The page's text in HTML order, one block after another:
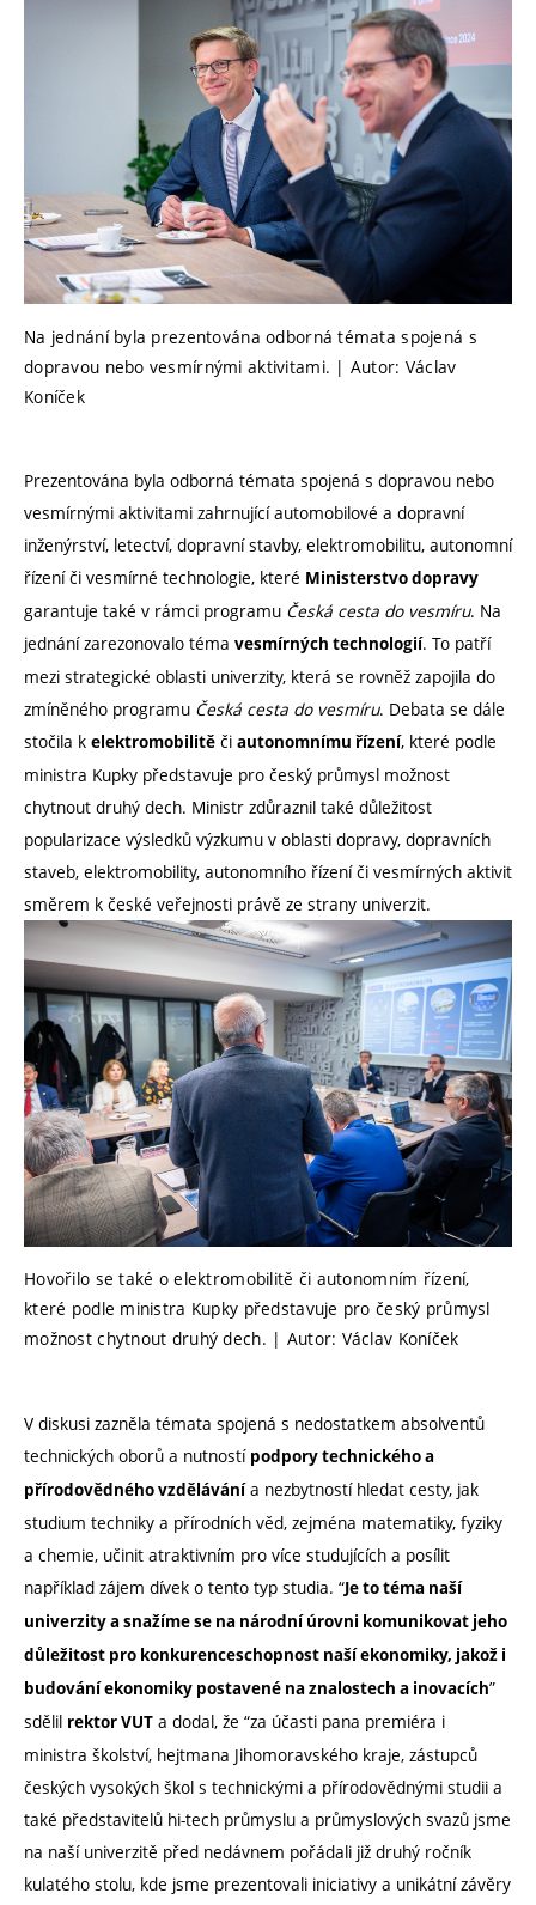
Na jednání byla prezentována odborná témata spojená s
dopravou nebo vesmírnými aktivitami. | Autor: Václav
Koníček
Prezentována byla odborná témata spojená s dopravou nebo
vesmírnými aktivitami zahrnující automobilové a dopravní
inženýrství, letectví, dopravní stavby, elektromobilitu, autonomní
řízení či vesmírné technologie, které Ministerstvo dopravy
garantuje také v rámci programu Česká cesta do vesmíru. Na
jednání zarezonovalo téma vesmírných technologií. To patří
mezi strategické oblasti univerzity, která se rovněž zapojila do
zmíněného programu Česká cesta do vesmíru. Debata se dále
stočila k elektromobilitě či autonomnímu řízení, které podle
ministra Kupky představuje pro český průmysl možnost
chytnout druhý dech. Ministr zdůraznil také důležitost
popularizace výsledků výzkumu v oblasti dopravy, dopravních
staveb, elektromobility, autonomního řízení či vesmírných aktivit
směrem k české veřejnosti právě ze strany univerzit.
Hovořilo se také o elektromobilitě či autonomním řízení,
které podle ministra Kupky představuje pro český průmysl
možnost chytnout druhý dech. | Autor: Václav Koníček
V diskusi zazněla témata spojená s nedostatkem absolventů
technických oborů a nutností podpory technického a
přírodovědného vzdělávánía nezbytností hledat cesty, jak
studium techniky a přírodních věd, zejména matematiky, fyziky
a chemie, učinit atraktivním pro více studujících a posílit
například zájem dívek o tento typ studia. “Je to téma naší
univerzity a snažíme se na národní úrovni komunikovat jeho
důležitost pro konkurenceschopnost naší ekonomiky, jakož i
budování ekonomiky postavené na znalostech a inovacích”
sdělil rektor VUT a dodal, že “za účasti pana premiéra i
ministra školství, hejtmana Jihomoravského kraje, zástupců
českých vysokých škol s technickými a přírodovědnými studii a
také představitelů hi-tech průmyslu a průmyslových svazů jsme
na naší univerzitě před nedávnem pořádali již druhý ročník
kulatého stolu, kde jsme prezentovali iniciativy a unikátní závěry